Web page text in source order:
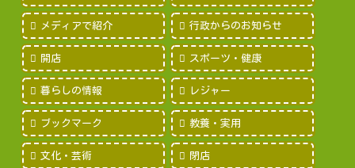
メディアで紹介 行政からのお知らせ
開店 スポーツ・健康
暮らしの情報 レジャー
ブックマーク 教養・実用
文化・芸術 閉店